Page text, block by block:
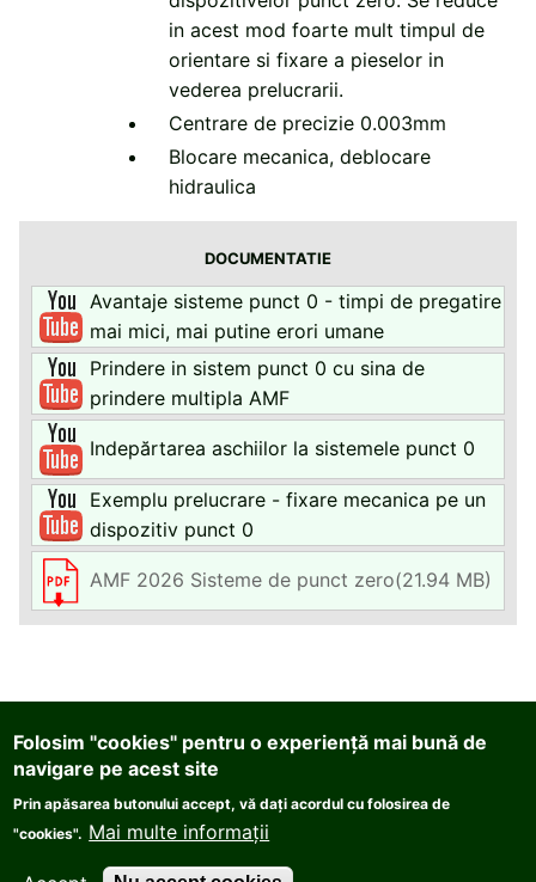
in acest mod foarte mult timpul de
orientare si fixare a pieselor in
vederea prelucrarii.
Centrare de precizie 0.003mm
Blocare mecanica, deblocare
hidraulica
DOCUMENTATIE
Avantaje sisteme punct 0 - timpi de pregatire
mai mici, mai putine erori umane
Prindere in sistem punct 0 cu sina de
prindere multipla AMF
Indepărtarea aschiilor la sistemele punct 0
Exemplu prelucrare - fixare mecanica pe un
dispozitiv punct 0
AMF 2026 Sisteme de punct zero(21.94 MB)
PATRASCU & GANE ENGINEERING COMPANY S.R.L.
str. Dreptății nr.79B, Sector 6, Bucuresti, cod
060883
Telefon:0040.21.222.9540
Folosim "cookies" pentru o experiență mai bună de
navigare pe acest site
Prin apăsarea butonului accept, vă dați acordul cu folosirea de
"cookies". Mai multe informații